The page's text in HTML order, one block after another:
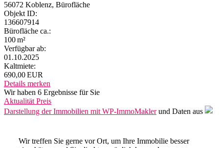
56072 Koblenz, Bürofläche
Objekt ID:
136607914
Bürofläche ca.:
100 m²
Verfügbar ab:
01.10.2025
Kaltmiete:
690,00 EUR
Details merken
Wir haben 6 Ergebnisse für Sie
Aktualität Preis
Darstellung der Immobilien mit WP-ImmoMaklerund Daten aus
Wir treffen Sie gerne vor Ort, um Ihre Immobilie besser